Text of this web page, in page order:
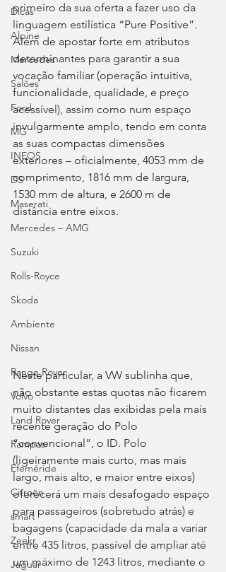
Dicas
Alpine
Mercedes
Salões
Ford
MG
INEOS
DS
Maserati
Mercedes – AMG
Suzuki
Rolls-Royce
Skoda
Ambiente
Nissan
Range Rover
Volvo
Land Rover
Rampas
Efeméride
Citroën
smart
Zeekr
Jaguar
primeiro da sua oferta a fazer uso da
linguagem estilística “Pure Positive”.
Além de apostar forte em atributos
determinantes para garantir a sua
vocação familiar (operação intuitiva,
funcionalidade, qualidade, e preço
acessível), assim como num espaço
invulgarmente amplo, tendo em conta
as suas compactas dimensões
exteriores – oficialmente, 4053 mm de
comprimento, 1816 mm de largura,
1530 mm de altura, e 2600 m de
distância entre eixos.
Neste particular, a VW sublinha que,
não obstante estas quotas não ficarem
muito distantes das exibidas pela mais
recente geração do Polo
“convencional”, o ID. Polo
(ligeiramente mais curto, mas mais
largo, mais alto, e maior entre eixos)
oferecerá um mais desafogado espaço
para passageiros (sobretudo atrás) e
bagagens (capacidade da mala a variar
entre 435 litros, passível de ampliar até
um máximo de 1243 litros, mediante o